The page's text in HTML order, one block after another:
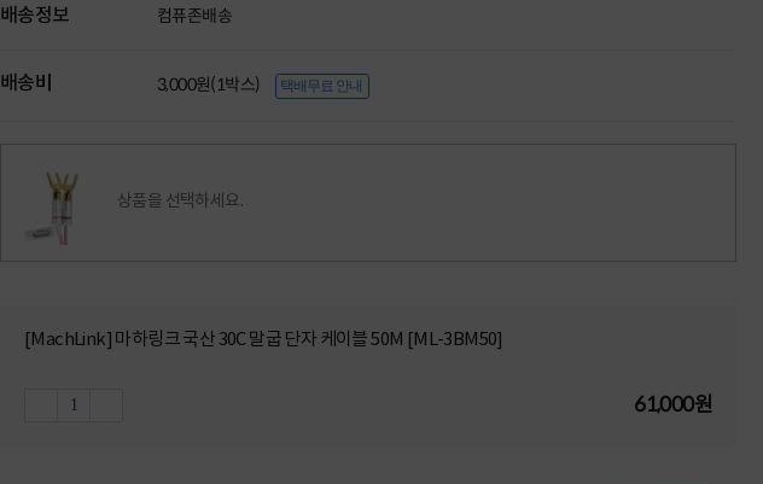
배송정보 컴퓨존배송
배송비 3,000원(1박스) 택배무료 안내
상품을 선택하세요.
[MachLink] 마하링크 국산 30C 말굽 단자 케이블 50M [ML-3BM50]
61,000원